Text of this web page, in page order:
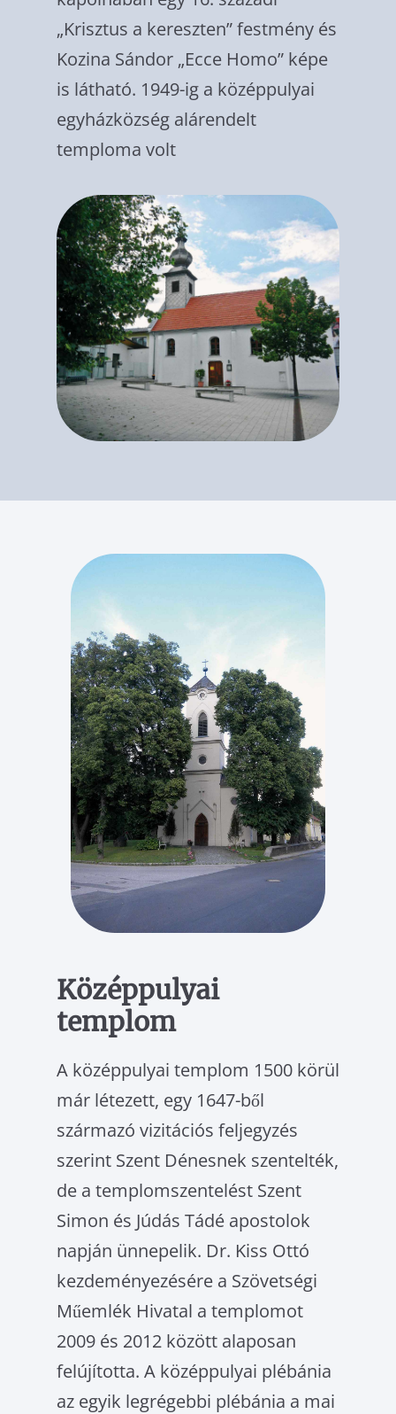
„Krisztus a kereszten” festmény és
Kozina Sándor „Ecce Homo” képe
is látha­tó. 1949-ig a középpulyai
egyházközség alá­rendelt
temploma volt
Középpulyai
templom
A középpulyai temp­lom 1500 körül
már létezett, egy 1647-ből
származó vizitációs fel­jegyzés
szerint Szent Dénesnek szentelték,
de a templomszentelést Szent
Simon és Júdás Tádé apostolok
napján ünnepelik. Dr. Kiss Ottó
kezdeményezésére a Szövetségi
Műemlék Hi­vatal a templomot
2009 és 2012 között alaposan
felújította. A középpu­lyai plébánia
az egyik legrégebbi plébánia a mai